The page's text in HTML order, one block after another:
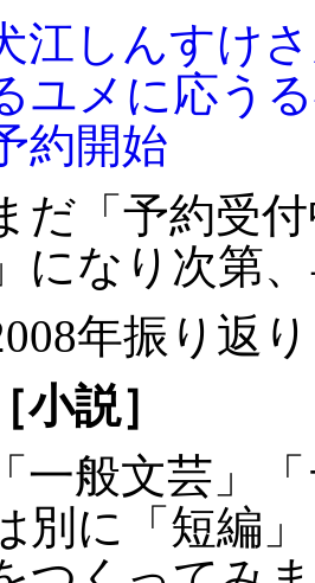
江しんすけ
ユメに応う
約開始
だ「予約受
になり次第
年振り返
［小説］
般文芸」「
別に「短編